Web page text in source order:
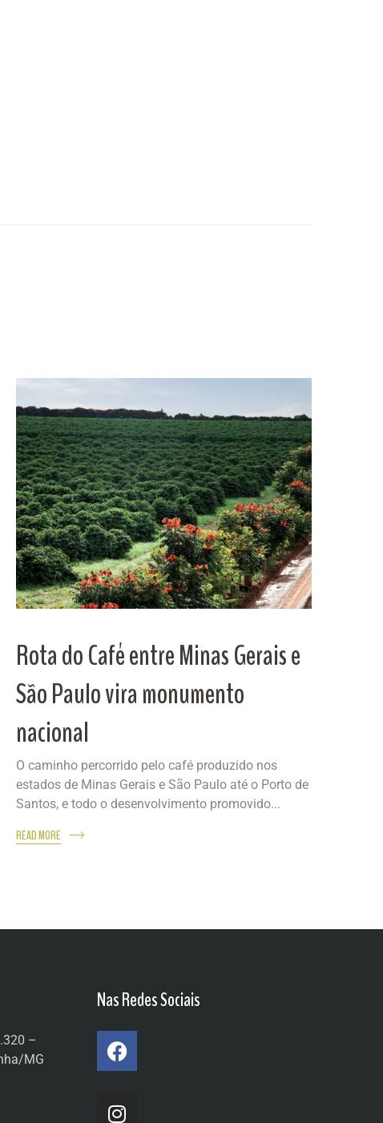
Rota do Café entre Minas Gerais e
São Paulo vira monumento
nacional
O caminho percorrido pelo café produzido nos
estados de Minas Gerais e São Paulo até o Porto de
Santos, e todo o desenvolvimento promovido...
READ MORE
–
MG
Nas Redes Sociais